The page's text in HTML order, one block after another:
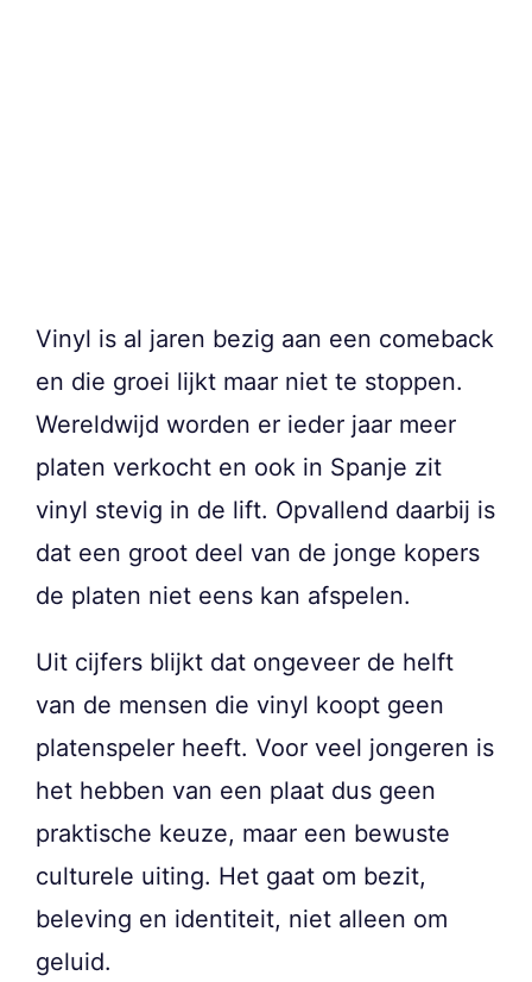
Vinyl is al jaren bezig aan een comeback
en die groei lijkt maar niet te stoppen.
Wereldwijd worden er ieder jaar meer
platen verkocht en ook in Spanje zit
vinyl stevig in de lift. Opvallend daarbij is
dat een groot deel van de jonge kopers
de platen niet eens kan afspelen.
Uit cijfers blijkt dat ongeveer de helft
van de mensen die vinyl koopt geen
platenspeler heeft. Voor veel jongeren is
het hebben van een plaat dus geen
praktische keuze, maar een bewuste
culturele uiting. Het gaat om bezit,
beleving en identiteit, niet alleen om
geluid.